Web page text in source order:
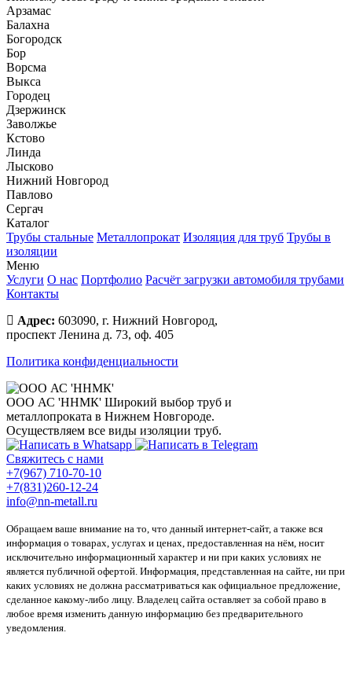
Арзамас
Балахна
Богородск
Бор
Ворсма
Выкса
Городец
Дзержинск
Заволжье
Кстово
Линда
Лысково
Нижний Новгород
Павлово
Сергач
Каталог
Трубы стальные Металлопрокат Изоляция для труб Трубы в
изоляции
Меню
Услуги О нас Портфолио Расчёт загрузки автомобиля трубами
Контакты
Адрес: 603090, г. Нижний Новгород,
проспект Ленина д. 73, оф. 405
Политика конфиденциальности
ООО АС 'ННМК' Широкий выбор труб и
металлопроката в Нижнем Новгороде.
Осуществляем все виды изоляции труб.
Свяжитесь с нами
+7(967) 710-70-10
+7(831)260-12-24
info@nn-metall.ru
Обращаем ваше внимание на то, что данный интернет-сайт, а также вся
информация о товарах, услугах и ценах, предоставленная на нём, носит
исключительно информационный характер и ни при каких условиях не
является публичной офертой. Информация, представленная на сайте, ни при
каких условиях не должна рассматриваться как официальное предложение,
сделанное какому-либо лицу. Владелец сайта оставляет за собой право в
любое время изменить данную информацию без предварительного
уведомления.